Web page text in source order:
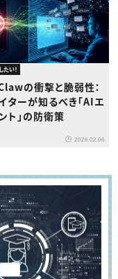
たい！
の衝撃と脆弱性：
ターが知るべき「AIエ
ト」の防衛策
2026.02.06